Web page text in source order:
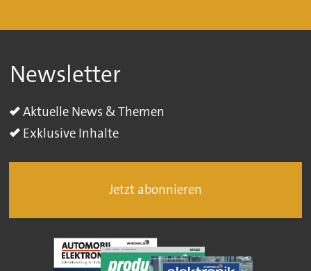
Newsletter
Aktuelle News & Themen
Exklusive Inhalte
Jetzt abonnieren